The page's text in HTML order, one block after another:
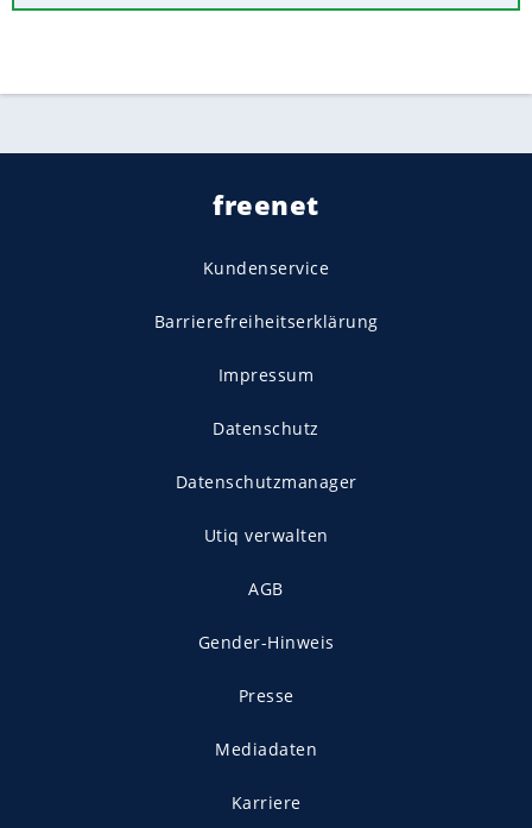
freenet
Kundenservice
Barrierefreiheitserklärung
Impressum
Datenschutz
Datenschutzmanager
Utiq verwalten
AGB
Gender-Hinweis
Presse
Mediadaten
Karriere